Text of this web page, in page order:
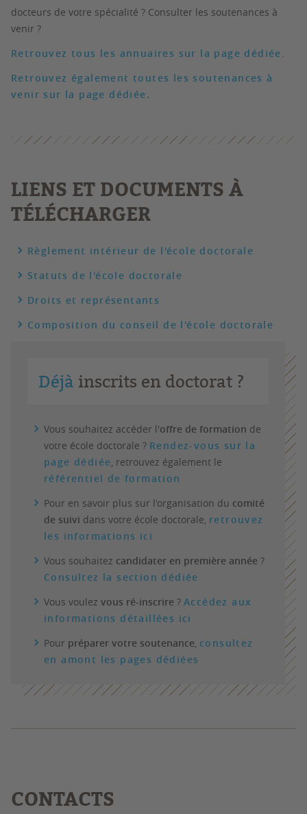
docteurs de votre spécialité ? Consulter les soutenances à
venir ?
Retrouvez tous les annuaires sur la page dédiée.
Retrouvez également toutes les soutenances à
venir sur la page dédiée.
LIENS ET DOCUMENTS À
TÉLÉCHARGER
Règlement intérieur de l'école doctorale
Statuts de l'école doctorale
Droits et représentants
Composition du conseil de l'école doctorale
Déjà inscrits en doctorat ?
Vous souhaitez accéder l'offre de formation de
votre école doctorale ? Rendez-vous sur la
page dédiée, retrouvez également le
référentiel de formation
Pour en savoir plus sur l'organisation du comité
de suivi dans votre école doctorale, retrouvez
les informations ici
Vous souhaitez candidater en première année ?
Consultez la section dédiée
Vous voulez vous ré-inscrire ? Accédez aux
informations détaillées ici
Pour préparer votre soutenance, consultez
en amont les pages dédiées
CONTACTS